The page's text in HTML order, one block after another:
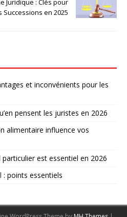
Juridique : Clés pour
en 2025
et inconvénients pour les
pensent les juristes en 2026
alimentaire influence vos
est essentiel en 2026
: points essentiels